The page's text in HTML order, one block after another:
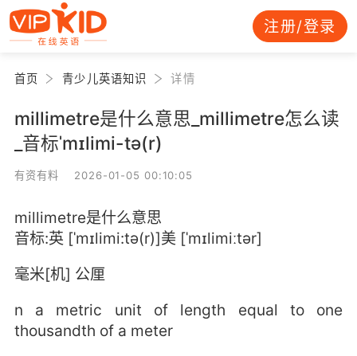
注册/登录
首页 青少儿英语知识 详情
millimetre是什么意思_millimetre怎么读
_音标ˈmɪlimi-tə(r)
有资有料 2026-01-05 00:10:05
millimetre是什么意思
音标:英 [ˈmɪlimi:tə(r)]美 [ˈmɪlimiːtər]
毫米[机] 公厘
n a metric unit of length equal to one
thousandth of a meter